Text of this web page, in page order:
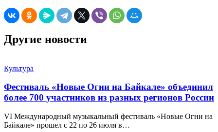
Другие новости
Культура
Фестиваль «Новые Огни на Байкале» объединил
более 700 участников из разных регионов России
VI Международный музыкальный фестиваль «Новые Огни на
Байкале» прошел с 22 по 26 июля в…